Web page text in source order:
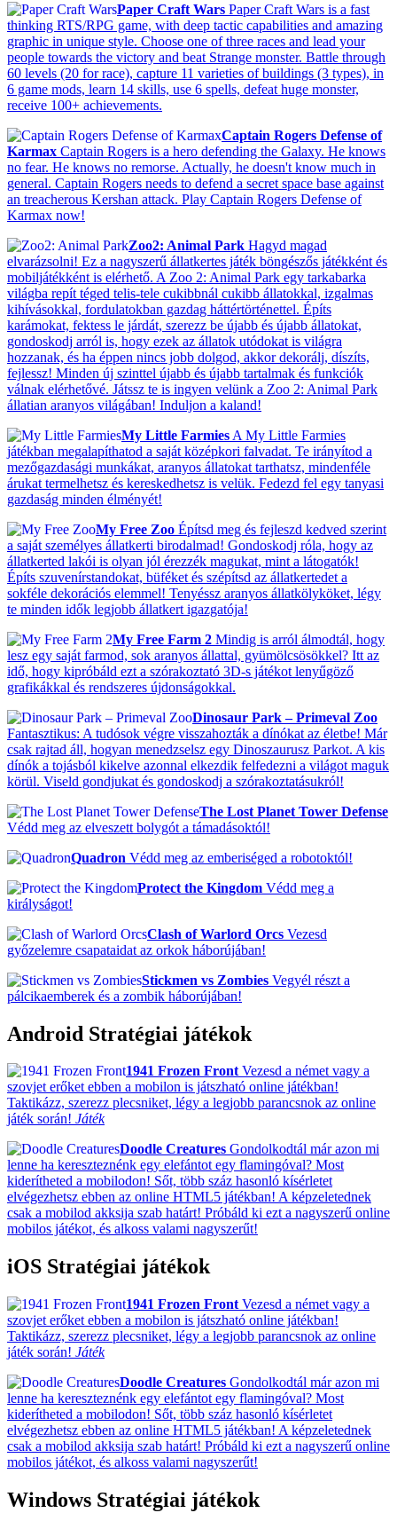
Paper Craft Wars Paper Craft Wars is a fast
thinking RTS/RPG game, with deep tactic capabilities and amazing
graphic in unique style. Choose one of three races and lead your
people towards the victory and beat Strange monster. Battle through
60 levels (20 for race), capture 11 varieties of buildings (3 types), in
6 game mods, learn 14 skills, use 6 spells, defeat huge monster,
receive 100+ achievements.
Captain Rogers Defense of
Karmax Captain Rogers is a hero defending the Galaxy. He knows
no fear. He knows no remorse. Actually, he doesn't know much in
general. Captain Rogers needs to defend a secret space base against
an treacherous Kershan attack. Play Captain Rogers Defense of
Karmax now!
Zoo2: Animal Park Hagyd magad
elvarázsolni! Ez a nagyszerű állatkertes játék böngészős játékként és
mobiljátékként is elérhető. A Zoo 2: Animal Park egy tarkabarka
világba repít téged telis-tele cukibbnál cukibb állatokkal, izgalmas
kihívásokkal, fordulatokban gazdag háttértörténettel. Építs
karámokat, fektess le járdát, szerezz be újabb és újabb állatokat,
gondoskodj arról is, hogy ezek az állatok utódokat is világra
hozzanak, és ha éppen nincs jobb dolgod, akkor dekorálj, díszíts,
fejlessz! Minden új szinttel újabb és újabb tartalmak és funkciók
válnak elérhetővé. Játssz te is ingyen velünk a Zoo 2: Animal Park
állatian aranyos világában! Induljon a kaland!
My Little Farmies A My Little Farmies
játékban megalapíthatod a saját középkori falvadat. Te irányítod a
mezőgazdasági munkákat, aranyos állatokat tarthatsz, mindenféle
árukat termelhetsz és kereskedhetsz is velük. Fedezd fel egy tanyasi
gazdaság minden élményét!
My Free Zoo Építsd meg és fejleszd kedved szerint
a saját személyes állatkerti birodalmad! Gondoskodj róla, hogy az
állatkerted lakói is olyan jól érezzék magukat, mint a látogatók!
Építs szuvenírstandokat, büféket és szépítsd az állatkertedet a
sokféle dekorációs elemmel! Tenyéssz aranyos állatkölyköket, légy
te minden idők legjobb állatkert igazgatója!
My Free Farm 2 Mindig is arról álmodtál, hogy
lesz egy saját farmod, sok aranyos állattal, gyümölcsösökkel? Itt az
idő, hogy kipróbáld ezt a szórakoztató 3D-s játékot lenyűgöző
grafikákkal és rendszeres újdonságokkal.
Dinosaur Park – Primeval Zoo
Fantasztikus: A tudósok végre visszahozták a dínókat az életbe! Már
csak rajtad áll, hogyan menedzselsz egy Dinoszaurusz Parkot. A kis
dínók a tojásból kikelve azonnal elkezdik felfedezni a világot maguk
körül. Viseld gondjukat és gondoskodj a szórakoztatásukról!
The Lost Planet Tower Defense
Védd meg az elveszett bolygót a támadásoktól!
Quadron Védd meg az emberiséged a robotoktól!
Protect the Kingdom Védd meg a
királyságot!
Clash of Warlord Orcs Vezesd
győzelemre csapataidat az orkok háborújában!
Stickmen vs Zombies Vegyél részt a
pálcikaemberek és a zombik háborújában!
Android Stratégiai játékok
1941 Frozen FrontVezesd a német vagy a
szovjet erőket ebben a mobilon is játszható online játékban!
Taktikázz, szerezz plecsniket, légy a legjobb parancsnok az online
játék során! Játék
Doodle Creatures Gondolkodtál már azon mi
lenne ha kereszteznénk egy elefántot egy flamingóval? Most
kiderítheted a mobilodon! Sőt, több száz hasonló kísérletet
elvégezhetsz ebben az online HTML5 játékban! A képzeletednek
csak a mobilod akksija szab határt! Próbáld ki ezt a nagyszerű online
mobilos játékot, és alkoss valami nagyszerűt!
iOS Stratégiai játékok
1941 Frozen Front Vezesd a német vagy a
szovjet erőket ebben a mobilon is játszható online játékban!
Taktikázz, szerezz plecsniket, légy a legjobb parancsnok az online
játék során! Játék
Doodle Creatures Gondolkodtál már azon mi
lenne ha kereszteznénk egy elefántot egy flamingóval? Most
kiderítheted a mobilodon! Sőt, több száz hasonló kísérletet
elvégezhetsz ebben az online HTML5 játékban! A képzeletednek
csak a mobilod akksija szab határt! Próbáld ki ezt a nagyszerű online
mobilos játékot, és alkoss valami nagyszerűt!
Windows Stratégiai játékok